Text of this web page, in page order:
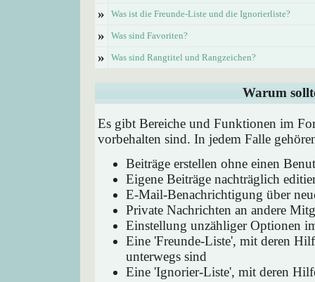
» Was ist die Freunde-Liste und die Ignorierliste?
» Was sind Favoriten?
» Was sind Rangtitel und Rangzeichen?
Warum
Es gibt Bereiche und Funktionen im
vorbehalten sind. In jedem Falle
Beiträge erstellen ohne einen
Eigene Beiträge nachträglich
E-Mail-Benachrichtigung über
Private Nachrichten an andere
Einstellung unzähliger Optionen
Eine 'Freunde-Liste', mit deren
unterwegs sind
Eine 'Ignorier-Liste', mit deren